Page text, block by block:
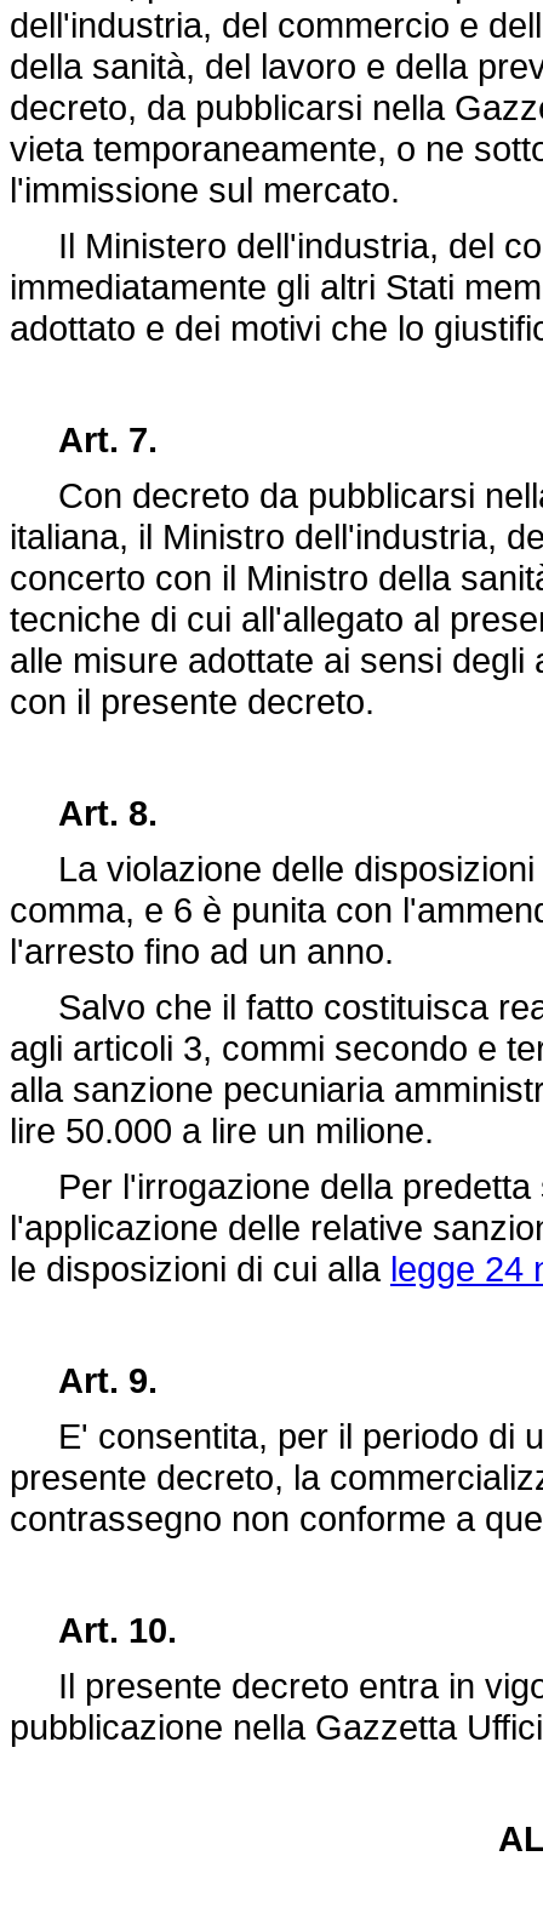
dell'industria, del commercio e
della sanità, del lavoro e della
decreto, da pubblicarsi nella
vieta temporaneamente, o ne
l'immissione sul mercato.
Il Ministero dell'industria, del
immediatamente gli altri Stati
adottato e dei motivi che lo
Art. 7.
Con decreto da pubblicarsi
italiana, il Ministro dell'industria,
concerto con il Ministro della
tecniche di cui all'allegato al
alle misure adottate ai sensi
con il presente decreto.
Art. 8.
La violazione delle disposizioni
comma, e 6 è punita con
l'arresto fino ad un anno.
Salvo che il fatto costituisca
agli articoli 3, commi secondo e
alla sanzione pecuniaria
lire 50.000 a lire un milione.
Per l'irrogazione della predetta
l'applicazione delle relative
le disposizioni di cui alla legge 24
Art. 9.
E' consentita, per il periodo di
presente decreto, la
contrassegno non conforme a
Art. 10.
Il presente decreto entra in
pubblicazione nella Gazzetta